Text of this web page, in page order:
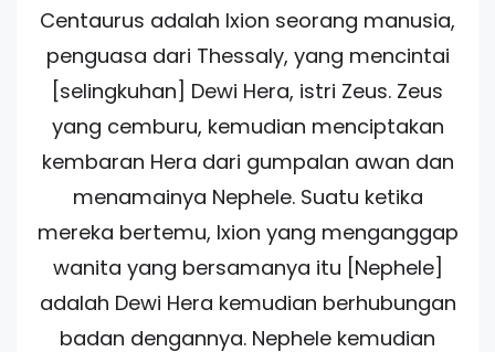
Centaurus adalah Ixion seorang manusia,
penguasa dari Thessaly, yang mencintai
[selingkuhan] Dewi Hera, istri Zeus. Zeus
yang cemburu, kemudian menciptakan
kembaran Hera dari gumpalan awan dan
menamainya Nephele. Suatu ketika
mereka bertemu, Ixion yang menganggap
wanita yang bersamanya itu [Nephele]
adalah Dewi Hera kemudian berhubungan
badan dengannya. Nephele kemudian